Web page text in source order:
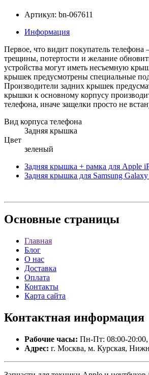
Артикул: bn-067611
Информация
Первое, что видит покупатель
трещины, потертости и желание
устройства могут иметь несъемную
крышек предусмотрены специальные
Производители задних крышек
крышки к основному корпусу
телефона, иначе защелки просто не
Вид корпуса телефона
Задняя крышка
Цвет
зеленый
Задняя крышка + рамка для Apple
Задняя крышка для Samsung
Основные страницы
Главная
Блог
О нас
Доставка
Оплата
Контакты
Карта сайта
Контактная информация
Рабочие часы: Пн-Пт: 08:00-
Адрес: г. Москва, м. Курская,